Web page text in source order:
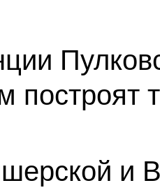
построят
и